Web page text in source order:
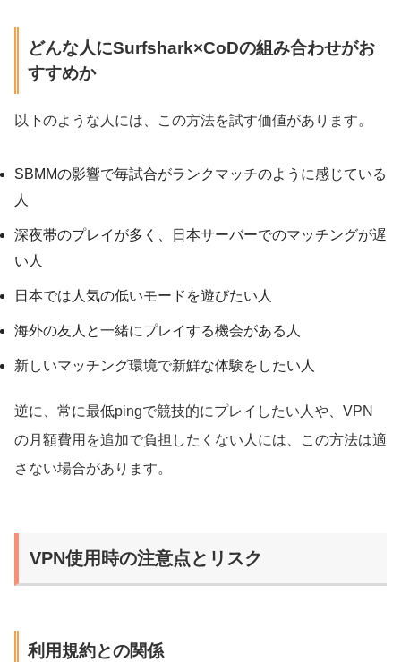
どんな人にSurfshark×CoDの組み合わせがお
すすめか
以下のような人には、この方法を試す価値があります。
SBMMの影響で毎試合がランクマッチのように感じている
人
深夜帯のプレイが多く、日本サーバーでのマッチングが遅
い人
日本では人気の低いモードを遊びたい人
海外の友人と一緒にプレイする機会がある人
新しいマッチング環境で新鮮な体験をしたい人
逆に、常に最低pingで競技的にプレイしたい人や、VPN
の月額費用を追加で負担したくない人には、この方法は適
さない場合があります。
VPN使用時の注意点とリスク
利用規約との関係